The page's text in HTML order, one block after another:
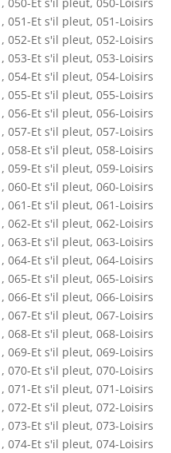
, 051-Et s'il pleut, 051-Loisirs
, 052-Et s'il pleut, 052-Loisirs
, 053-Et s'il pleut, 053-Loisirs
, 054-Et s'il pleut, 054-Loisirs
, 055-Et s'il pleut, 055-Loisirs
, 056-Et s'il pleut, 056-Loisirs
, 057-Et s'il pleut, 057-Loisirs
, 058-Et s'il pleut, 058-Loisirs
, 059-Et s'il pleut, 059-Loisirs
, 060-Et s'il pleut, 060-Loisirs
, 061-Et s'il pleut, 061-Loisirs
, 062-Et s'il pleut, 062-Loisirs
, 063-Et s'il pleut, 063-Loisirs
, 064-Et s'il pleut, 064-Loisirs
, 065-Et s'il pleut, 065-Loisirs
, 066-Et s'il pleut, 066-Loisirs
, 067-Et s'il pleut, 067-Loisirs
, 068-Et s'il pleut, 068-Loisirs
, 069-Et s'il pleut, 069-Loisirs
, 070-Et s'il pleut, 070-Loisirs
, 071-Et s'il pleut, 071-Loisirs
, 072-Et s'il pleut, 072-Loisirs
, 073-Et s'il pleut, 073-Loisirs
, 074-Et s'il pleut, 074-Loisirs